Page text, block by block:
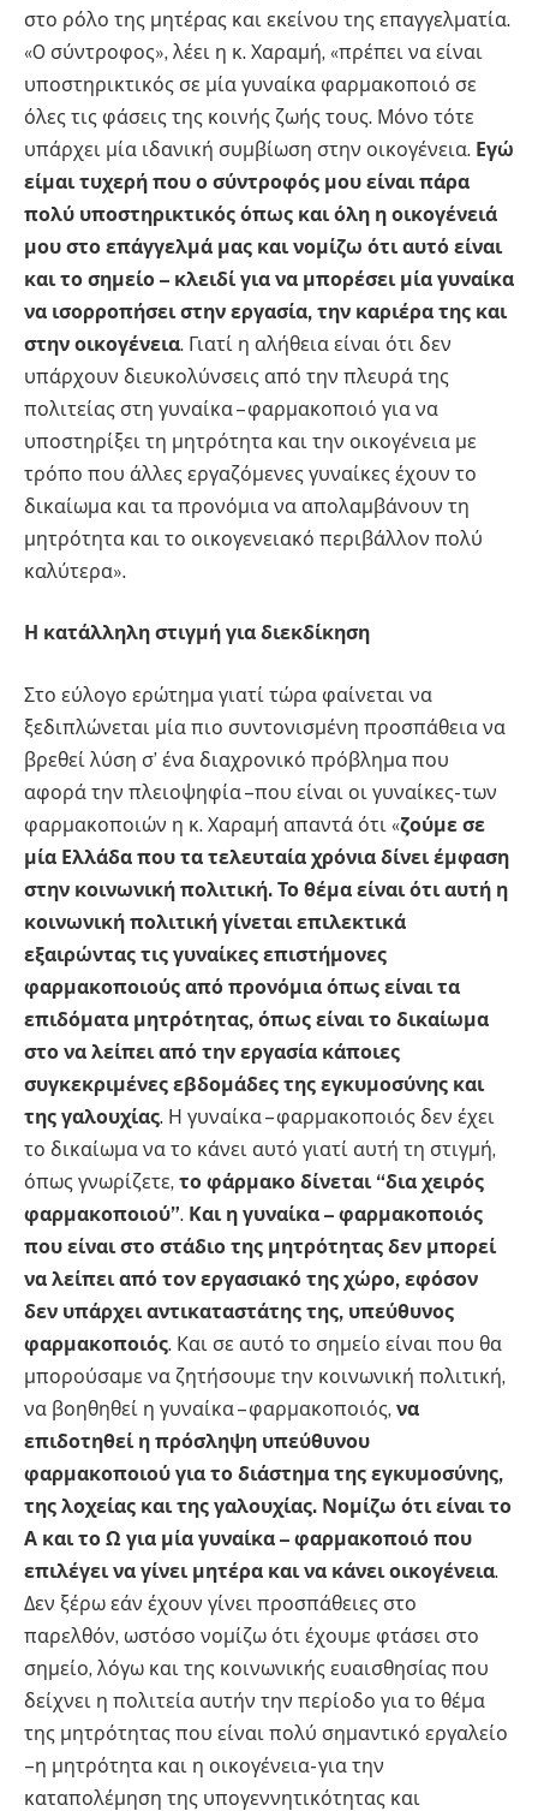
στο ρόλο της μητέρας και εκείνου της επαγγελματία.
«O σύντροφος», λέει η κ. Χαραμή, «πρέπει να είναι
υποστηρικτικός σε μία γυναίκα φαρμακοποιό σε
όλες τις φάσεις της κοινής ζωής τους. Μόνο τότε
υπάρχει μία ιδανική συμβίωση στην οικογένεια. Εγώ
είμαι τυχερή που ο σύντροφός μου είναι πάρα
πολύ υποστηρικτικός όπως και όλη η οικογένειά
μου στο επάγγελμά μας και νομίζω ότι αυτό είναι
και το σημείο – κλειδί για να μπορέσει μία γυναίκα
να ισορροπήσει στην εργασία, την καριέρα της και
στην οικογένεια. Γιατί η αλήθεια είναι ότι δεν
υπάρχουν διευκολύνσεις από την πλευρά της
πολιτείας στη γυναίκα – φαρμακοποιό για να
υποστηρίξει τη μητρότητα και την οικογένεια με
τρόπο που άλλες εργαζόμενες γυναίκες έχουν το
δικαίωμα και τα προνόμια να απολαμβάνουν τη
μητρότητα και το οικογενειακό περιβάλλον πολύ
καλύτερα».
Η κατάλληλη στιγμή για διεκδίκηση
Στο εύλογο ερώτημα γιατί τώρα φαίνεται να
ξεδιπλώνεται μία πιο συντονισμένη προσπάθεια να
βρεθεί λύση σ’ ένα διαχρονικό πρόβλημα που
αφορά την πλειοψηφία –που είναι οι γυναίκες- των
φαρμακοποιών η κ. Χαραμή απαντά ότι «ζούμε σε
μία Ελλάδα που τα τελευταία χρόνια δίνει έμφαση
στην κοινωνική πολιτική. Το θέμα είναι ότι αυτή η
κοινωνική πολιτική γίνεται επιλεκτικά
εξαιρώντας τις γυναίκες επιστήμονες
φαρμακοποιούς από προνόμια όπως είναι τα
επιδόματα μητρότητας, όπως είναι το δικαίωμα
στο να λείπει από την εργασία κάποιες
συγκεκριμένες εβδομάδες της εγκυμοσύνης και
της γαλουχίας. Η γυναίκα – φαρμακοποιός δεν έχει
το δικαίωμα να το κάνει αυτό γιατί αυτή τη στιγμή,
όπως γνωρίζετε, το φάρμακο δίνεται “δια χειρός
φαρμακοποιού”. Και η γυναίκα – φαρμακοποιός
που είναι στο στάδιο της μητρότητας δεν μπορεί
να λείπει από τον εργασιακό της χώρο, εφόσον
δεν υπάρχει αντικαταστάτης της, υπεύθυνος
φαρμακοποιός. Και σε αυτό το σημείο είναι που θα
μπορούσαμε να ζητήσουμε την κοινωνική πολιτική,
να βοηθηθεί η γυναίκα – φαρμακοποιός, να
επιδοτηθεί η πρόσληψη υπεύθυνου
φαρμακοποιού για το διάστημα της εγκυμοσύνης,
της λοχείας και της γαλουχίας. Νομίζω ότι είναι το
Α και το Ω για μία γυναίκα – φαρμακοποιό που
επιλέγει να γίνει μητέρα και να κάνει οικογένεια.
Δεν ξέρω εάν έχουν γίνει προσπάθειες στο
παρελθόν, ωστόσο νομίζω ότι έχουμε φτάσει στο
σημείο, λόγω και της κοινωνικής ευαισθησίας που
δείχνει η πολιτεία αυτήν την περίοδο για το θέμα
της μητρότητας που είναι πολύ σημαντικό εργαλείο
–η μητρότητα και η οικογένεια- για την
καταπολέμηση της υπογεννητικότητας και